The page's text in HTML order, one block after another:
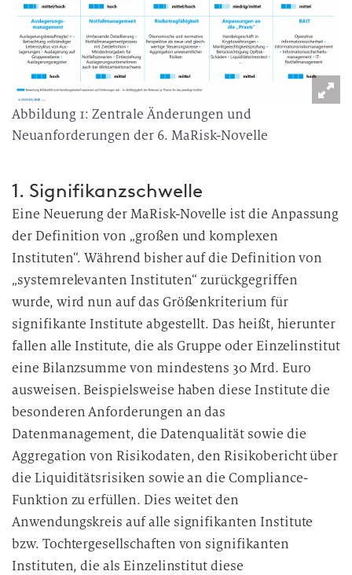
Abbildung 1: Zentrale Änderungen und
Neuanforderungen der 6. MaRisk-Novelle
1. Signifikanzschwelle
Eine Neuerung der MaRisk-Novelle ist die Anpassung
der Definition von „großen und komplexen
Instituten“. Während bisher auf die Definition von
„systemrelevanten Instituten“ zurückgegriffen
wurde, wird nun auf das Größenkriterium für
signifikante Institute abgestellt. Das heißt, hierunter
fallen alle Institute, die als Gruppe oder Einzelinstitut
eine Bilanzsumme von mindestens 30 Mrd. Euro
ausweisen. Beispielsweise haben diese Institute die
besonderen Anforderungen an das
Datenmanagement, die Datenqualität sowie die
Aggregation von Risikodaten, den Risikobericht über
die Liquiditätsrisiken sowie an die Compliance-
Funktion zu erfüllen. Dies weitet den
Anwendungskreis auf alle signifikanten Institute
bzw. Tochtergesellschaften von signifikanten
Instituten, die als Einzelinstitut diese